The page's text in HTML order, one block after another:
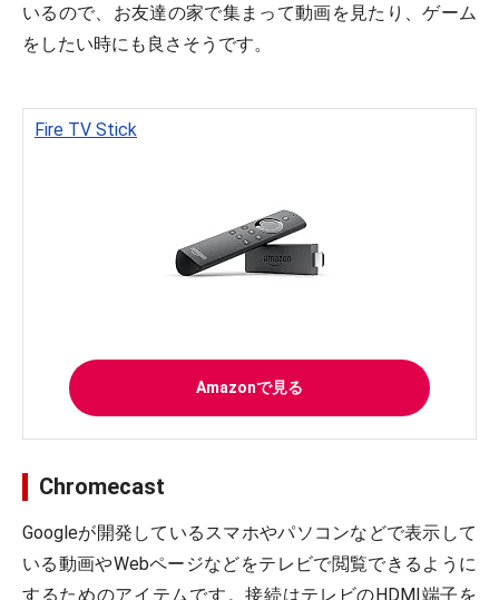
いるので、お友達の家で集まって動画を見たり、ゲーム
をしたい時にも良さそうです。
Fire TV Stick
Amazonで見る
Chromecast
Googleが開発しているスマホやパソコンなどで表示して
いる動画やWebページなどをテレビで閲覧できるように
するためのアイテムです。接続はテレビのHDMI端子を